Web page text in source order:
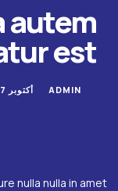
autem
est.
ADMIN أكتوبر 17, 2024
nulla nulla in amet